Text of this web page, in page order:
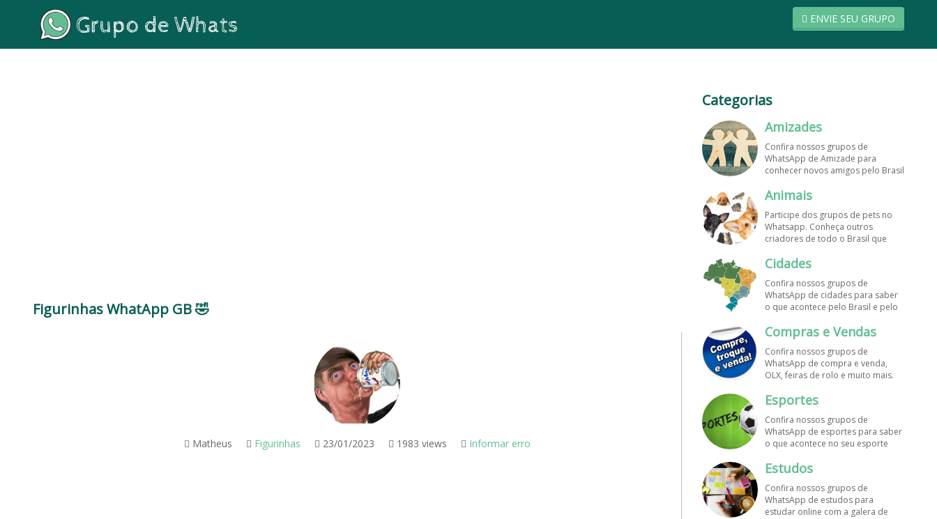
ENVIE SEU GRUPO
Figurinhas WhatApp GB 🤣
Matheus Figurinhas 23/01/2023 1983 views Informar erro
Categorias
Amizades
Confira nossos grupos de
WhatsApp de Amizade para
conhecer novos amigos pelo Brasil
melhores grupos de WhatsApp é
Animais
Participe dos grupos de pets no
Whatsapp. Conheça outros
criadores de todo o Brasil que
trocar dicas sobre como cuidar
grupos de WhatsApp de graça!
Cidades
Confira nossos grupos de
WhatsApp de cidades para saber
o que acontece pelo Brasil e pelo
grupos de WhatsApp é de graça!
Compras e Vendas
Confira nossos grupos de
WhatsApp de compra e venda,
OLX, feiras de rolo e muito mais.
de WhatsApp é de grátis! Entre
agora!
Esportes
Confira nossos grupos de
WhatsApp de esportes para saber
o que acontece no seu esporte
melhores grupos de WhatsApp é
Estudos
Confira nossos grupos de
WhatsApp de estudos para
estudar online com a galera de